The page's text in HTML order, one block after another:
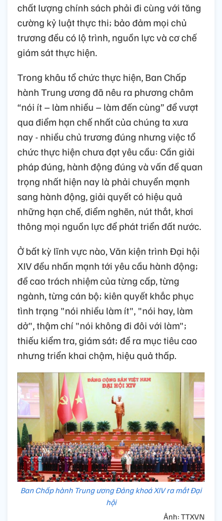
chất lượng chính sách phải đi cùng với tăng
cường kỷ luật thực thi; bảo đảm mọi chủ
trương đều có lộ trình, nguồn lực và cơ chế
giám sát thực hiện.
Trong khâu tổ chức thực hiện, Ban Chấp
hành Trung ương đã nêu ra phương châm
“nói ít – làm nhiều – làm đến cùng” để vượt
qua điểm hạn chế nhất của chúng ta xưa
nay - nhiều chủ trương đúng nhưng việc tổ
chức thực hiện chưa đạt yêu cầu: Cần giải
pháp đúng, hành động đúng và vấn đề quan
trọng nhất hiện nay là phải chuyển mạnh
sang hành động, giải quyết có hiệu quả
những hạn chế, điểm nghẽn, nút thắt, khơi
thông mọi nguồn lực để phát triển đất nước.
Ở bất kỳ lĩnh vực nào, Văn kiện trình Đại hội
XIV đều nhấn mạnh tới yêu cầu hành động;
đề cao trách nhiệm của từng cấp, từng
ngành, từng cán bộ; kiên quyết khắc phục
tình trạng "nói nhiều làm ít", "nói hay, làm
dở", thậm chí "nói không đi đôi với làm";
thiếu kiểm tra, giám sát; đề ra mục tiêu cao
nhưng triển khai chậm, hiệu quả thấp.
Ban Chấp hành Trung ương Đảng khoá XIV ra mắt Đại
hội
Ảnh: TTXVN